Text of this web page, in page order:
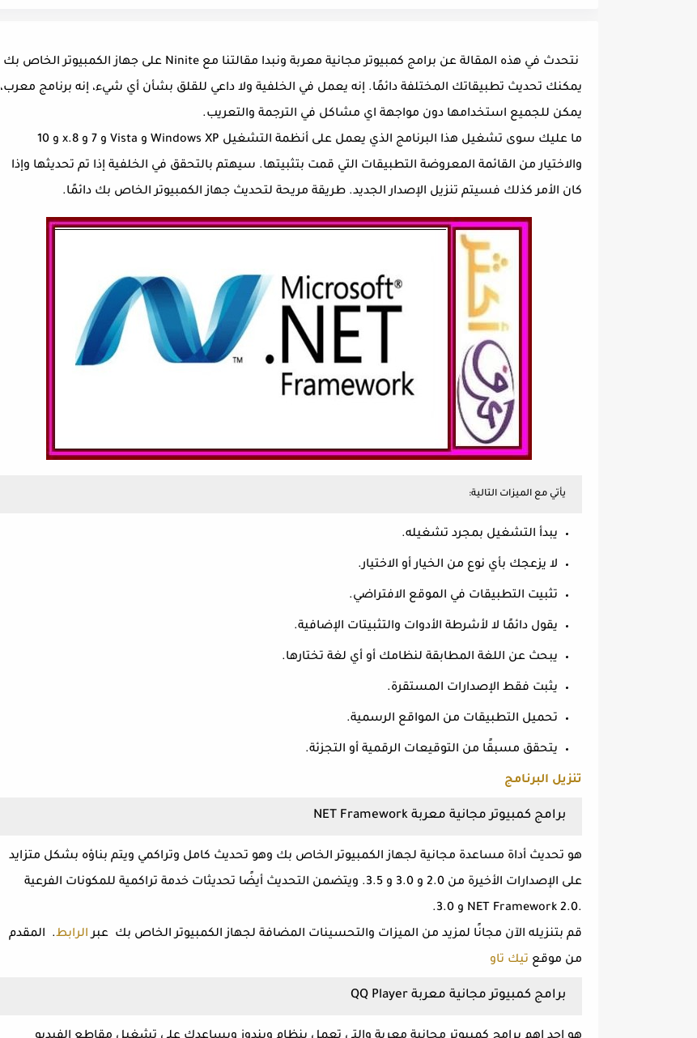
نتحدث في هذه المقالة عن برامج كمبيوتر مجانية معربة ونبدا مقالتنا مع Ninite على جهاز الكمبيوتر الخاص بك
يمكنك تحديث تطبيقاتك المختلفة دائمًا. إنه يعمل في الخلفية ولا داعي للقلق بشأن أي شيء، إنه برنامج معرب،
يمكن للجميع استخدامها دون مواجهة اي مشاكل في الترجمة والتعريب.
ما عليك سوى تشغيل هذا البرنامج الذي يعمل على أنظمة التشغيل Windows XP و Vista و 7 و 8.x و 10
والاختيار من القائمة المعروضة التطبيقات التي قمت بتثبيتها. سيهتم بالتحقق في الخلفية إذا تم تحديثها وإذا
كان الأمر كذلك فسيتم تنزيل الإصدار الجديد. طريقة مريحة لتحديث جهاز الكمبيوتر الخاص بك دائمًا.
يأتي مع الميزات التالية:
يبدأ التشغيل بمجرد تشغيله.
لا يزعجك بأي نوع من الخيار أو الاختيار.
تثبيت التطبيقات في الموقع الافتراضي.
يقول دائمًا لا لأشرطة الأدوات والتثبيتات الإضافية.
يبحث عن اللغة المطابقة لنظامك أو أي لغة تختارها.
يثبت فقط الإصدارات المستقرة.
تحميل التطبيقات من المواقع الرسمية.
يتحقق مسبقًا من التوقيعات الرقمية أو التجزئة.
تنزيل البرنامج
برامج كمبيوتر مجانية معربة NET Framework
هو تحديث أداة مساعدة مجانية لجهاز الكمبيوتر الخاص بك وهو تحديث كامل وتراكمي ويتم بناؤه بشكل متزايد
على الإصدارات الأخيرة من 2.0 و 3.0 و 3.5. ويتضمن التحديث أيضًا تحديثات خدمة تراكمية للمكونات الفرعية
.NET Framework 2.0 و 3.0.
قم بتنزيله الآن مجانًا لمزيد من الميزات والتحسينات المضافة لجهاز الكمبيوتر الخاص بك عبرالرابط. المقدم
من موقع تيك تاو
برامج كمبيوتر مجانية معربة QQ Player